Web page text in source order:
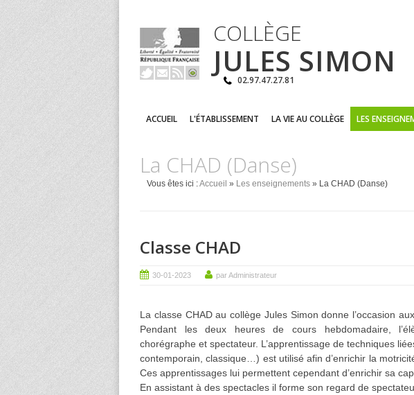
COLLÈGE
JULES SIMON
02.97.47.27.81
ACCUEIL L'ÉTABLISSEMENT LA VIE AU COLLÈGE LES
La CHAD (Danse)
Vous êtes ici :Accueil » Les enseignements » La CHAD (Danse)
Classe CHAD
30-01-2023 par Administrateur
La classe CHAD au collège Jules Simon donne l’occasion
Pendant les deux heures de cours hebdomadaire,
chorégraphe et spectateur. L’apprentissage de techniques
contemporain, classique…) est utilisé afin d’enrichir la
Ces apprentissages lui permettent cependant d’enrichir sa
En assistant à des spectacles il forme son regard de